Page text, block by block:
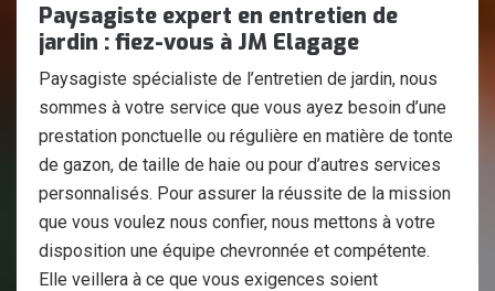
Paysagiste expert en entretien de
jardin : fiez-vous à JM Elagage
Paysagiste spécialiste de l’entretien de jardin, nous
sommes à votre service que vous ayez besoin d’une
prestation ponctuelle ou régulière en matière de tonte
de gazon, de taille de haie ou pour d’autres services
personnalisés. Pour assurer la réussite de la mission
que vous voulez nous confier, nous mettons à votre
disposition une équipe chevronnée et compétente.
Elle veillera à ce que vous exigences soient